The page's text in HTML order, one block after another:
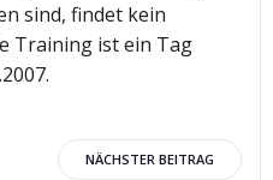
sind, findet kein
Training ist ein Tag
NÄCHSTER BEITRAG